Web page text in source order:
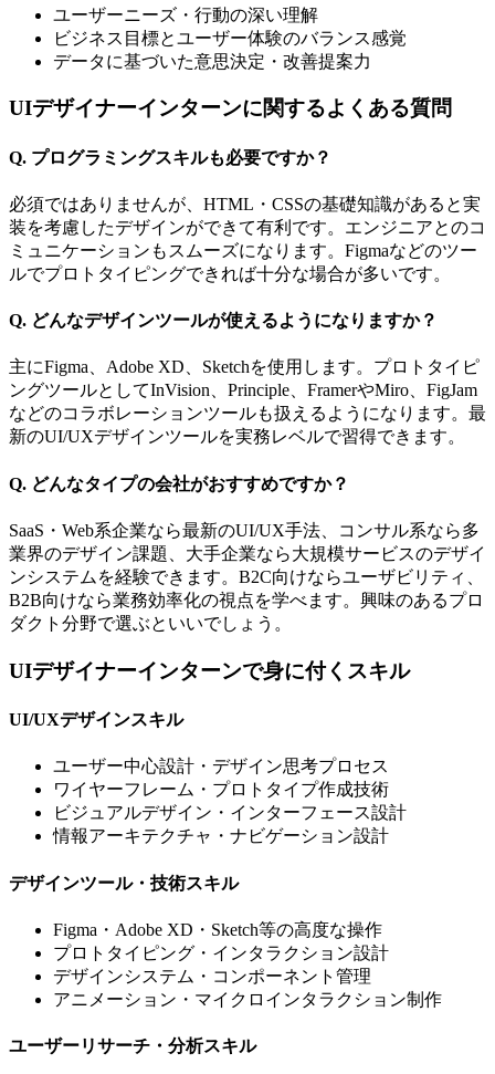
ユーザーニーズ・行動の深い理解
ビジネス目標とユーザー体験のバランス感覚
データに基づいた意思決定・改善提案力
UIデザイナーインターンに関するよくある質問
Q. プログラミングスキルも必要ですか？
必須ではありませんが、HTML・CSSの基礎知識があると実
装を考慮したデザインができて有利です。エンジニアとのコ
ミュニケーションもスムーズになります。Figmaなどのツー
ルでプロトタイピングできれば十分な場合が多いです。
Q. どんなデザインツールが使えるようになりますか？
主にFigma、Adobe XD、Sketchを使用します。プロトタイピ
ングツールとしてInVision、Principle、FramerやMiro、FigJam
などのコラボレーションツールも扱えるようになります。最
新のUI/UXデザインツールを実務レベルで習得できます。
Q. どんなタイプの会社がおすすめですか？
SaaS・Web系企業なら最新のUI/UX手法、コンサル系なら多
業界のデザイン課題、大手企業なら大規模サービスのデザイ
ンシステムを経験できます。B2C向けならユーザビリティ、
B2B向けなら業務効率化の視点を学べます。興味のあるプロ
ダクト分野で選ぶといいでしょう。
UIデザイナーインターンで身に付くスキル
UI/UXデザインスキル
ユーザー中心設計・デザイン思考プロセス
ワイヤーフレーム・プロトタイプ作成技術
ビジュアルデザイン・インターフェース設計
情報アーキテクチャ・ナビゲーション設計
デザインツール・技術スキル
Figma・Adobe XD・Sketch等の高度な操作
プロトタイピング・インタラクション設計
デザインシステム・コンポーネント管理
アニメーション・マイクロインタラクション制作
ユーザーリサーチ・分析スキル